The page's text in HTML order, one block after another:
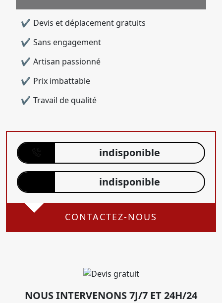
Devis et déplacement gratuits
Sans engagement
Artisan passionné
Prix imbattable
Travail de qualité
indisponible
indisponible
CONTACTEZ-NOUS
NOUS INTERVENONS 7J/7 ET 24H/24